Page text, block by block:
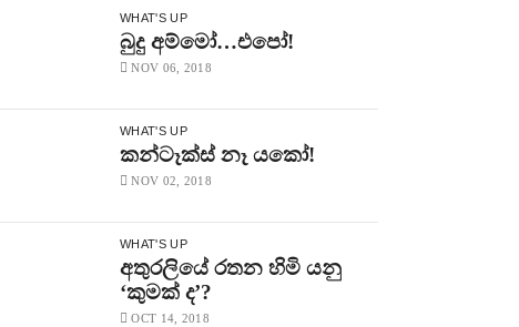
WHAT'S UP
බුදු අම්මෝ…එපෝ!
NOV 06, 2018
WHAT'S UP
කන්ටෑක්ස් නෑ යකෝ!
NOV 02, 2018
WHAT'S UP
අතුරලියේ රතන හිමි යනු
‘කුමක් ද’?
OCT 14, 2018